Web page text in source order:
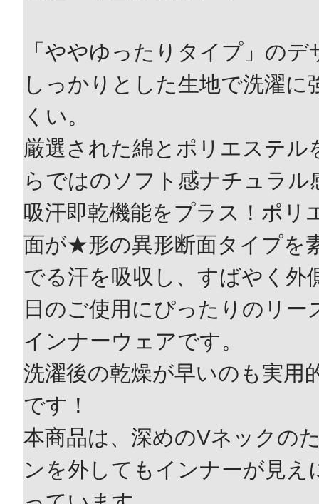
「ややゆったりタイプ」のデ
しっかりとした生地で洗濯に
くい。
厳選された綿とポリエステル
らではのソフト感ナチュラ
吸汗即乾機能をプラス！ポリ
面が★形の異形断面タイプを
でる汗を吸収し、すばやく外
日のご使用にぴったりのリー
インナーウェアです。
洗濯後の乾燥が早いのも実用
です！
本商品は、深めのVネックの
ンを外してもインナーが見